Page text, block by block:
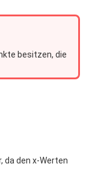
besitzen, die
da den x-Werten